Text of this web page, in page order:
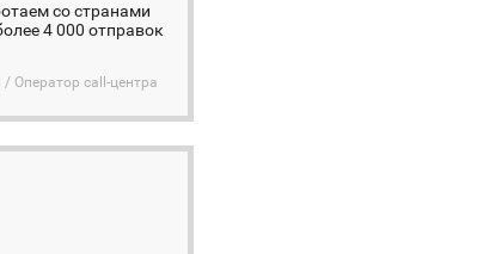
со странами
4 000 отправок
Оператор call-центра